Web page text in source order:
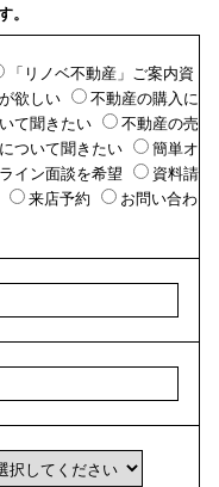
。
「リノベ不動産」ご案内資
欲しい
不動産の購入に
て聞きたい
不動産の売
ついて聞きたい
簡単オ
イン面談を希望
資料請
来店予約
お問い合わ